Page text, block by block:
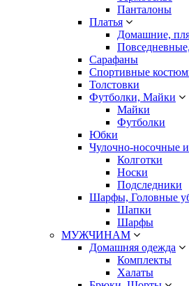
Панталоны
Платья
Домашние,
Сарафаны
Спортивные
Толстовки
Футболки, Майки
Майки
Футболки
Юбки
Чулочно-носочные
Колготки
Носки
Подследники
Шарфы, Головные
Шапки
Шарфы
МУЖЧИНАМ
Домашняя одежда
Комплекты
Халаты